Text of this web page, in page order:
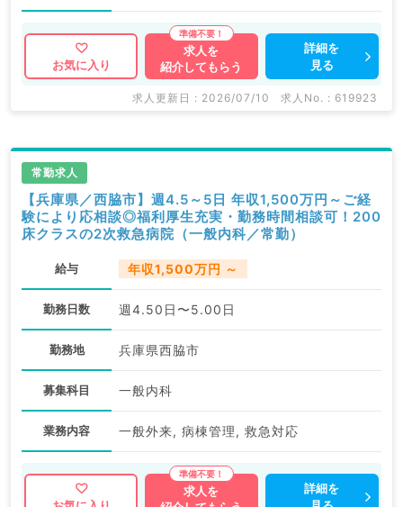
お気に入り
求人を
紹介してもらう
詳細を
見る
求人更新日 : 2026/07/10 求人No. : 619923
常勤求人
【兵庫県／西脇市】週4.5～5日 年収1,500万円～ご経
験により応相談◎福利厚生充実・勤務時間相談可！200
床クラスの2次救急病院（一般内科／常勤）
給与 年収1,500万円 ～
勤務日数 週4.50日〜5.00日
勤務地 兵庫県西脇市
募集科目 一般内科
業務内容 一般外来, 病棟管理, 救急対応
求人を
詳細を